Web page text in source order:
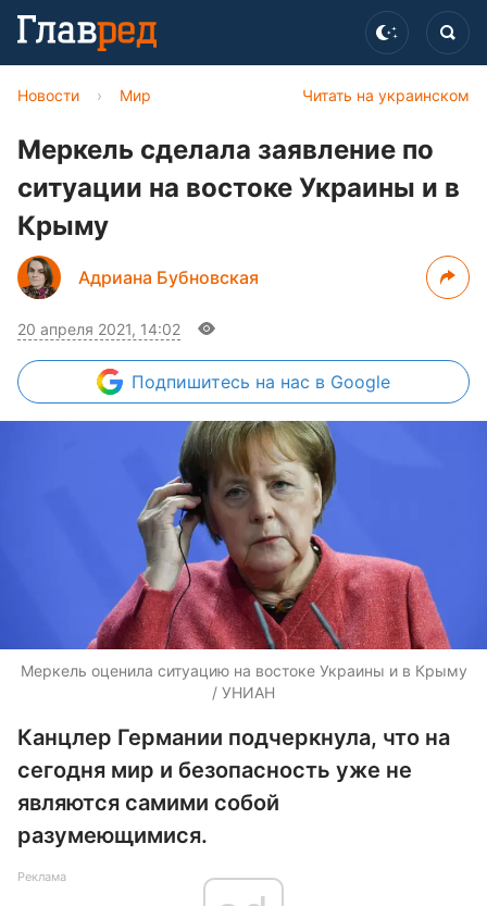
Читать на украинском
Новости › Мир
Меркель сделала заявление по
ситуации на востоке Украины и в
Крыму
Адриана Бубновская
20 апреля 2021, 14:02
Подпишитесь на нас в Google
Меркель оценила ситуацию на востоке Украины и в Крыму
/ УНИАН
Канцлер Германии подчеркнула, что на
сегодня мир и безопасность уже не
являются самими собой
разумеющимися.
Реклама